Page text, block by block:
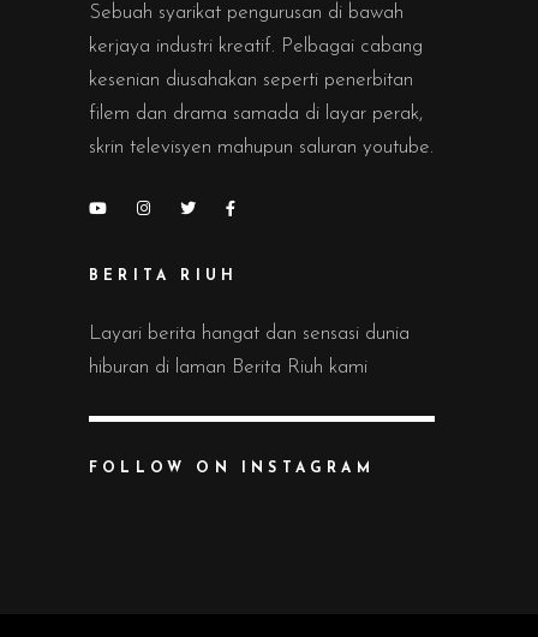
Sebuah syarikat pengurusan di bawah
kerjaya industri kreatif. Pelbagai cabang
kesenian diusahakan seperti penerbitan
filem dan drama samada di layar perak,
skrin televisyen mahupun saluran youtube.
BERITA RIUH
Layari berita hangat dan sensasi dunia
hiburan di laman Berita Riuh kami
FOLLOW ON INSTAGRAM